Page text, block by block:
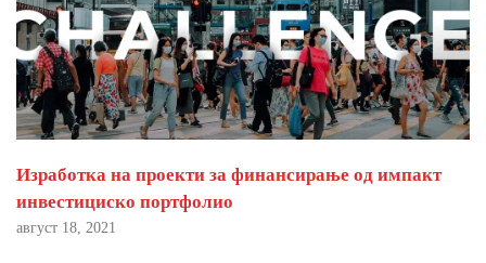
Изработка на проекти за финансирање од импакт
инвестициско портфолио
август 18, 2021